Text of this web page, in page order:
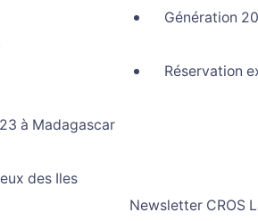
Génération
Réservation
à Madagascar
des Iles
Newsletter CROS